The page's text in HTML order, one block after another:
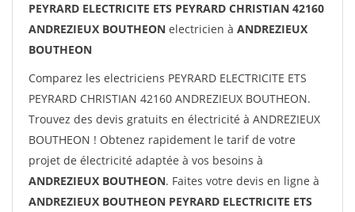
PEYRARD ELECTRICITE ETS PEYRARD CHRISTIAN 42160
ANDREZIEUX BOUTHEON electricien à ANDREZIEUX
BOUTHEON
Comparez les electriciens PEYRARD ELECTRICITE ETS
PEYRARD CHRISTIAN 42160 ANDREZIEUX BOUTHEON.
Trouvez des devis gratuits en électricité à ANDREZIEUX
BOUTHEON ! Obtenez rapidement le tarif de votre
projet de électricité adaptée à vos besoins à
ANDREZIEUX BOUTHEON. Faites votre devis en ligne à
ANDREZIEUX BOUTHEON PEYRARD ELECTRICITE ETS